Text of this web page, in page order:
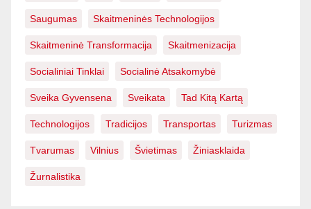
Saugumas Skaitmeninės Technologijos
Skaitmeninė Transformacija Skaitmenizacija
Socialiniai Tinklai Socialinė Atsakomybė
Sveika Gyvensena Sveikata Tad Kitą Kartą
Technologijos Tradicijos Transportas Turizmas
Tvarumas Vilnius Švietimas Žiniasklaida
Žurnalistika